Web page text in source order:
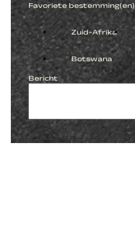
Favoriete bestemming(en)
Zuid-Afrika
Botswana
Bericht